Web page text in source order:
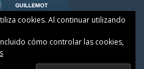
cookies. Al continuar utilizando
cómo controlar las cookies,